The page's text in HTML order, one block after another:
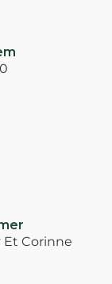
Et Corinne